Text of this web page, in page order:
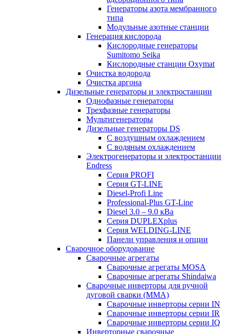
Генераторы азота мембранного
типа
Модульные азотные станции
Генерация кислорода
Кислородные генераторы
Sumitomo Seika
Кислородные станции Oxymat
Очистка водорода
Очистка аргона
Дизельные генераторы и электростанции
Однофазные генераторы
Трехфазные генераторы
Мультигенераторы
Дизельные генераторы DS
С воздушным охлаждением
С водяным охлаждением
Электрогенераторы и электростанции
Endress
Серия PROFI
Серия GT-LINE
Diesel-Profi Line
Professional-Plus GT-Line
Diesel 3.0 – 9.0 кВа
Серия DUPLEXplus
Серия WELDING-LINE
Панели управления и опции
Сварочное оборудование
Сварочные агрегаты
Сварочные агрегаты MOSA
Сварочные агрегаты Shindaiwa
Сварочные инверторы для ручной
дуговой сварки (MMA)
Сварочные инверторы серии IN
Сварочные инверторы серии IR
Сварочные инверторы серии IQ
Инверторные сварочные